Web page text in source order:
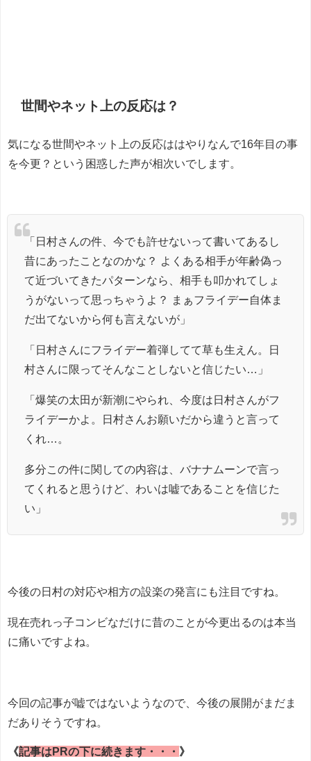
世間やネット上の反応は？
気になる世間やネット上の反応ははやりなんで16年目の事
を今更？という困惑した声が相次いでします。
「日村さんの件、今でも許せないって書いてあるし
昔にあったことなのかな？ よくある相手が年齢偽っ
て近づいてきたパターンなら、相手も叩かれてしょ
うがないって思っちゃうよ？ まぁフライデー自体ま
だ出てないから何も言えないが」
「日村さんにフライデー着弾してて草も生えん。日
村さんに限ってそんなことしないと信じたい…」
「爆笑の太田が新潮にやられ、今度は日村さんがフ
ライデーかよ。日村さんお願いだから違うと言って
くれ…。
多分この件に関しての内容は、バナナムーンで言っ
てくれると思うけど、わいは嘘であることを信じた
い」
今後の日村の対応や相方の設楽の発言にも注目ですね。
現在売れっ子コンビなだけに昔のことが今更出るのは本当
に痛いですよね。
今回の記事が嘘ではないようなので、今後の展開がまだま
だありそうですね。
《記事はPRの下に続きます・・・ 》